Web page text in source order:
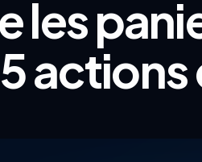
les
5